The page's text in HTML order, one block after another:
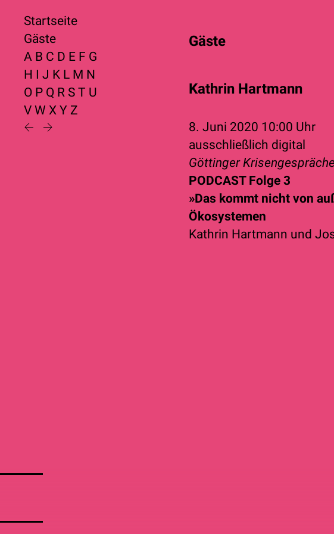
Startseite
Gäste
A B C D E F G
H I J K L M N
O P Q R S T U
V W X Y Z
Gäste
Kathrin Hartmann
8. Juni 2020 10:00 Uhr
ausschließlich digital
Göttinger
PODCAST Folge 3
»Das kommt nicht von
Ökosystemen
Kathrin Hartmann und